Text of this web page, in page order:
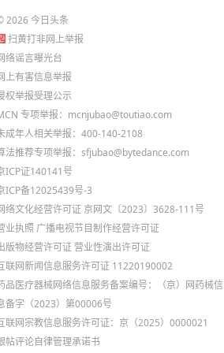
2026今日头条
扫黄打非网上举报
络谣言曝光台
上有害信息举报
权举报受理公示
专项举报：mcnjubao@toutiao.com
成年人相关举报：400-140-2108
法推荐专项举报：sfjubao@bytedance.com
ICP证140141号
ICP备12025439号-3
络文化经营许可证 京网文〔2023〕3628-111号
业执照 广播电视节目制作经营许可证
版物经营许可证 营业性演出许可证
联网新闻信息服务许可证 11220190002
品医疗器械网络信息服务备案编号：（京）网药械信
备字（2023）第00006号
联网宗教信息服务许可证：京（2025）0000021
帖评论自律管理承诺书